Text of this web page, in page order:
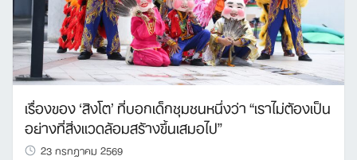
เรื่องของ ‘สิงโต’ ที่บอกเด็กชุมชนหนึ่งว่า “เราไม่ต้องเป็น
อย่างที่สิ่งแวดล้อมสร้างขึ้นเสมอไป”
23 กรกฎาคม 2569